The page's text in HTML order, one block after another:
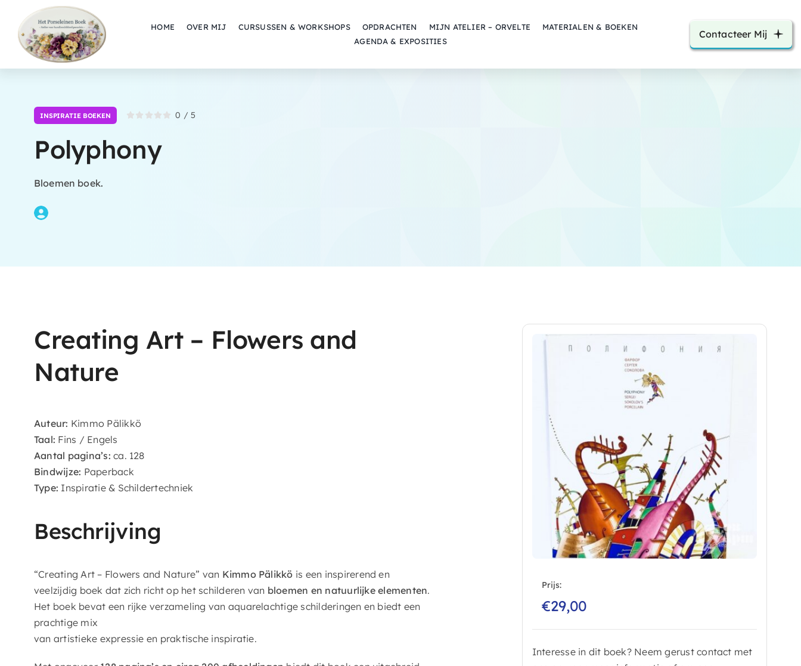
content
HOME OVER MIJ CURSUSSEN & WORKSHOPS OPDRACHTEN MIJN ATELIER – ORVELTE
MATERIALEN & BOEKEN
AGENDA & EXPOSITIES
Contacteer Mij
INSPIRATIE BOEKEN 0 /5
Polyphony
Bloemen boek.
Creating Art – Flowers and
Nature
Auteur: Kimmo Pälikkö
Taal: Fins / Engels
Aantal pagina’s: ca. 128
Bindwijze: Paperback
Type: Inspiratie & Schildertechniek
Beschrijving
“Creating Art – Flowers and Nature” van Kimmo Pälikkö is een inspirerend en
veelzijdig boek dat zich richt op het schilderen van bloemen en natuurlijke elementen.
Het boek bevat een rijke verzameling van aquarelachtige schilderingen en biedt een
prachtige mix
van artistieke expressie en praktische inspiratie.
Prijs:
€29,00
Interesse in dit boek? Neem gerust contact met